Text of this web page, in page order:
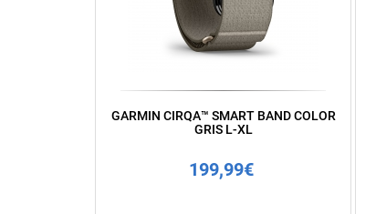
GARMIN CIRQA™ SMART BAND COLOR
GRIS L-XL
199,99€